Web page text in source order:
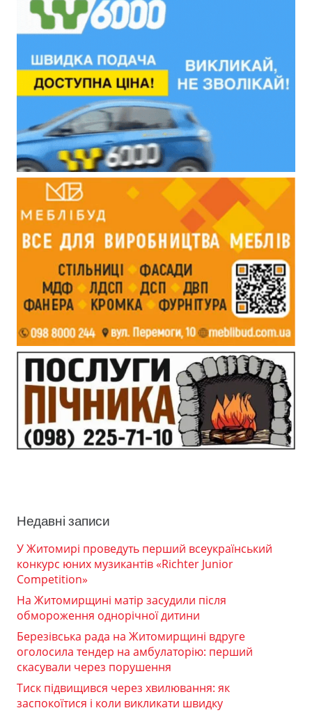
Недавні записи
У Житомирі проведуть перший всеукраїнський
конкурс юних музикантів «Richter Junior
Competition»
На Житомирщині матір засудили після
обмороження однорічної дитини
Березівська рада на Житомирщині вдруге
оголосила тендер на амбулаторію: перший
скасували через порушення
Тиск підвищився через хвилювання: як
заспокоїтися і коли викликати швидку